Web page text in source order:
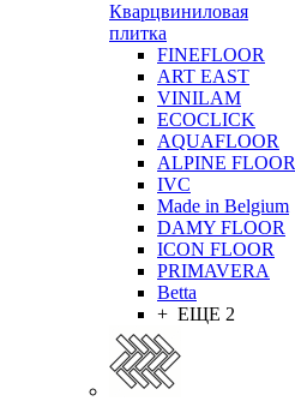
Кварцвиниловая
плитка
FINEFLOOR
ART EAST
VINILAM
ECOCLICK
AQUAFLOOR
ALPINE FLOOR
IVC
Made in Belgium
DAMY FLOOR
ICON FLOOR
PRIMAVERA
Betta
+ ЕЩЕ 2